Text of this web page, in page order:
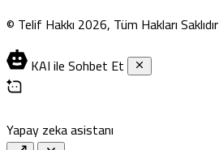
© Telif Hakkı 2026, Tüm Hakları Saklıdır
KAI ile Sohbet Et
Yapay zeka asistanı